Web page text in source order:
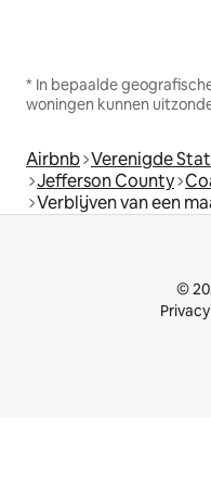
* In bepaalde
woningen kunnen
Airbnb Verenigde
Jefferson County
Verblijven van een
©
Privacy